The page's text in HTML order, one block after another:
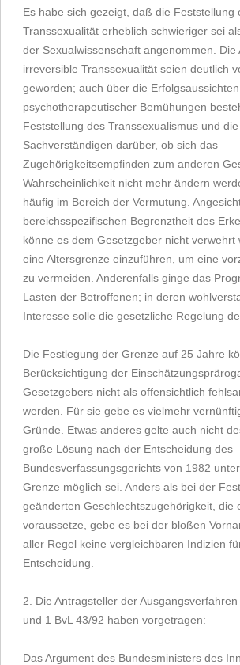
Es habe sich gezeigt, daß die Feststellung
Transsexualität erheblich schwieriger sei
der Sexualwissenschaft angenommen. Die
irreversible Transsexualität seien deutlich
geworden; auch über die Erfolgsaussichten
psychotherapeutischer Bemühungen
Feststellung des Transsexualismus und
Sachverständigen darüber, ob sich das
Zugehörigkeitsempfinden zum anderen
Wahrscheinlichkeit nicht mehr ändern
häufig im Bereich der Vermutung.
bereichsspezifischen Begrenztheit des
könne es dem Gesetzgeber nicht verwehrt
eine Altersgrenze einzuführen, um eine
zu vermeiden. Anderenfalls ginge das
Lasten der Betroffenen; in deren
Interesse solle die gesetzliche Regelung
Die Festlegung der Grenze auf 25 Jahre
Berücksichtigung der
Gesetzgebers nicht als offensichtlich
werden. Für sie gebe es vielmehr
Gründe. Etwas anderes gelte auch nicht
große Lösung nach der Entscheidung des
Bundesverfassungsgerichts von 1982
Grenze möglich sei. Anders als bei der
geänderten Geschlechtszugehörigkeit, die
voraussetze, gebe es bei der bloßen
aller Regel keine vergleichbaren Indizien
Entscheidung.
2. Die Antragsteller der
und 1 BvL 43/92 haben vorgetragen:
Das Argument des Bundesministers des